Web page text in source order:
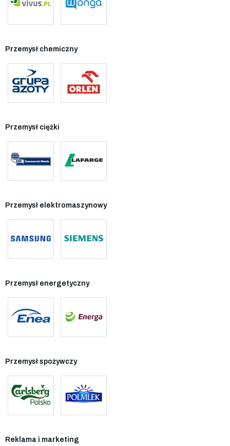
Przemysł chemiczny
Przemysł ciężki
Przemysł elektromaszynowy
Przemysł energetyczny
Przemysł spożywczy
Reklama i marketing